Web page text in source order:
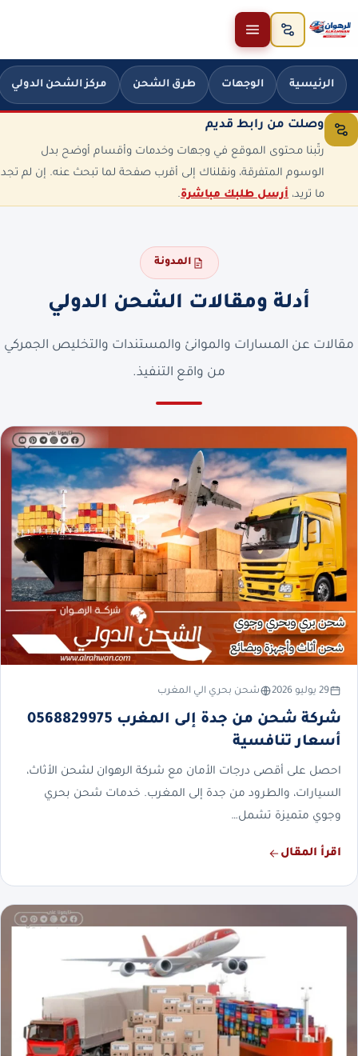
تخطَّ إلى المحتوى
الرئيسية الوجهات طرق الشحن مركز الشحن الدولي
وصلت من رابط قديم
رتّبنا محتوى الموقع في وجهات وخدمات وأقسام أوضح بدل
الوسوم المتفرقة، ونقلناك إلى أقرب صفحة لما تبحث عنه. إن لم تجد
ما تريد، أرسل طلبك مباشرة.
المدونة
أدلة ومقالات الشحن الدولي
مقالات عن المسارات والموانئ والمستندات والتخليص الجمركي
من واقع التنفيذ.
29 يوليو 2026 شحن بحري الي المغرب
شركة شحن من جدة إلى المغرب 0568829975
أسعار تنافسية
احصل على أقصى درجات الأمان مع شركة الرهوان لشحن الأثاث،
السيارات، والطرود من جدة إلى المغرب. خدمات شحن بحري
وجوي متميزة تشمل…
اقرأ المقال